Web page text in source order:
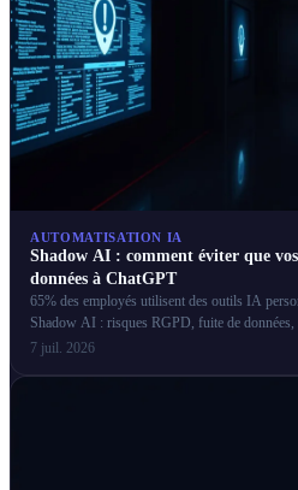
AUTOMATISATION IA
Shadow AI : comment éviter que
données à ChatGPT
65% des employés utilisent des outils IA
Shadow AI : risques RGPD, fuite de
françaises.
7 juil. 2026